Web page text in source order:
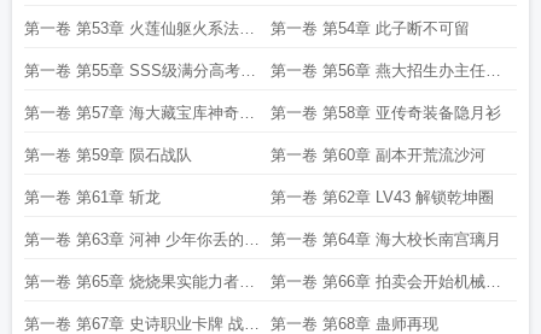
人
第一卷 第53章 火莲仙躯火系法师
的克星
第一卷 第54章 此子断不可留
第一卷 第55章 SSS级满分高考状
元
第一卷 第56章 燕大招生办主任抢
人
第一卷 第57章 海大藏宝库神奇冰
晶指爪
第一卷 第58章 亚传奇装备隐月衫
第一卷 第59章 陨石战队 第一卷 第60章 副本开荒流沙河
第一卷 第61章 斩龙 第一卷 第62章 LV43 解锁乾坤圈
第一卷 第63章 河神 少年你丢的是
这把金斧头吗
第一卷 第64章 海大校长南宫璃月
第一卷 第65章 烧烧果实能力者陈
靖元
第一卷 第66章 拍卖会开始机械飞
爪
第一卷 第67章 史诗职业卡牌 战神 第一卷 第68章 蛊师再现